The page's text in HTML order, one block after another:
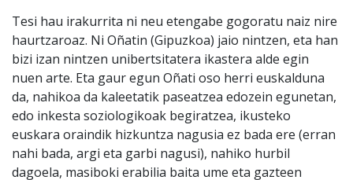
Tesi hau irakurrita ni neu etengabe gogoratu naiz nire
haurtzaroaz. Ni Oñatin (Gipuzkoa) jaio nintzen, eta han
bizi izan nintzen unibertsitatera ikastera alde egin
nuen arte. Eta gaur egun Oñati oso herri euskalduna
da, nahikoa da kaleetatik paseatzea edozein egunetan,
edo inkesta soziologikoak begiratzea, ikusteko
euskara oraindik hizkuntza nagusia ez bada ere (erran
nahi bada, argi eta garbi nagusi), nahiko hurbil
dagoela, masiboki erabilia baita ume eta gazteen